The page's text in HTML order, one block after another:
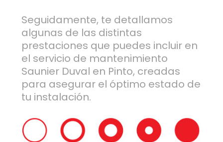
Seguidamente, te detallamos
algunas de las distintas
prestaciones que puedes incluir en
el servicio de mantenimiento
Saunier Duval en Pinto, creadas
para asegurar el óptimo estado de
tu instalación.